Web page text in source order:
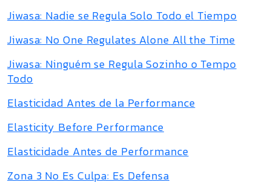
Jiwasa: Nadie se Regula Solo Todo el Tiempo
Jiwasa: No One Regulates Alone All the Time
Jiwasa: Ninguém se Regula Sozinho o Tempo
Todo
Elasticidad Antes de la Performance
Elasticity Before Performance
Elasticidade Antes de Performance
Zona 3 No Es Culpa: Es Defensa